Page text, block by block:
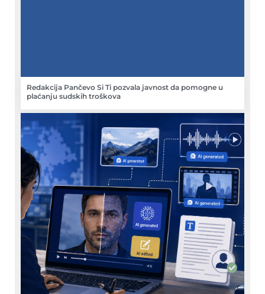
Redakcija Pančevo Si Ti pozvala javnost da pomogne u
plaćanju sudskih troškova